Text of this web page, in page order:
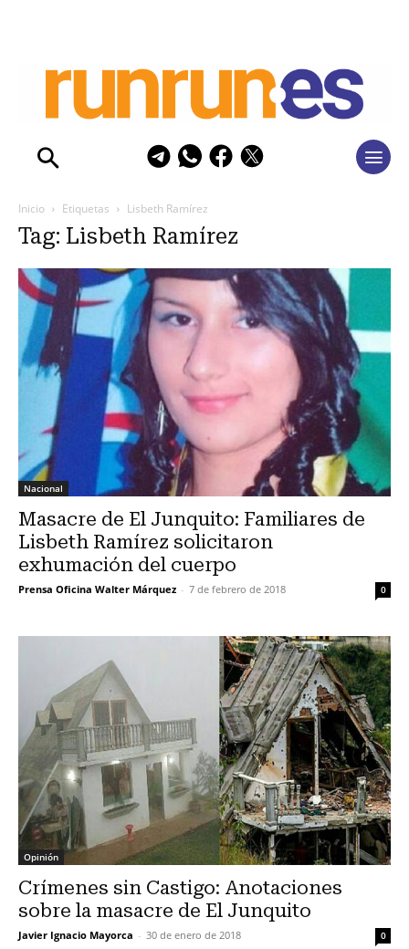
Inicio Etiquetas Lisbeth Ramírez
Tag: Lisbeth Ramírez
Nacional
Masacre de El Junquito: Familiares de
Lisbeth Ramírez solicitaron
exhumación del cuerpo
Prensa Oficina Walter Márquez - 7 de febrero de 2018 0
Opinión
Crímenes sin Castigo: Anotaciones
sobre la masacre de El Junquito
Javier Ignacio Mayorca - 30 de enero de 2018 0